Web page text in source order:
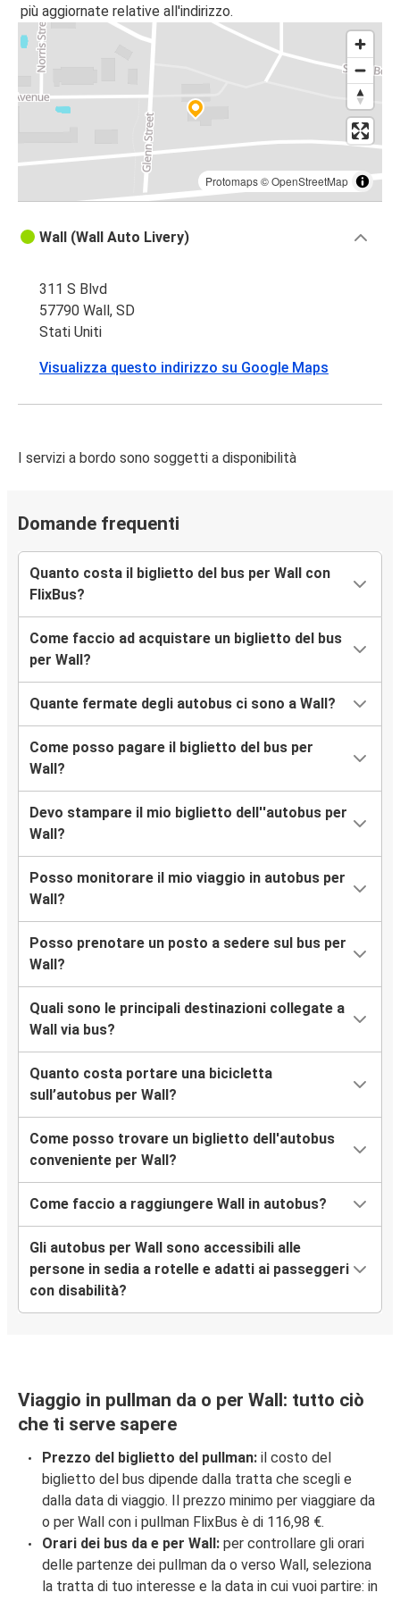
più aggiornate relative all'indirizzo.
Protomaps©OpenStreetMap
Wall (Wall Auto Livery)
311 S Blvd
57790 Wall, SD
Stati Uniti
Visualizza questo indirizzo su Google Maps
I servizi a bordo sono soggetti a disponibilità
Domande frequenti
Quanto costa il biglietto del bus per Wall con
FlixBus?
Come faccio ad acquistare un biglietto del bus
per Wall?
Quante fermate degli autobus ci sono a Wall?
Come posso pagare il biglietto del bus per
Wall?
Devo stampare il mio biglietto dell''autobus per
Wall?
Posso monitorare il mio viaggio in autobus per
Wall?
Posso prenotare un posto a sedere sul bus per
Wall?
Quali sono le principali destinazioni collegate a
Wall via bus?
Quanto costa portare una bicicletta
sull’autobus per Wall?
Come posso trovare un biglietto dell'autobus
conveniente per Wall?
Come faccio a raggiungere Wall in autobus?
Gli autobus per Wall sono accessibili alle
persone in sedia a rotelle e adatti ai passeggeri
con disabilità?
Viaggio in pullman da o per Wall: tutto ciò
che ti serve sapere
Prezzo del biglietto del pullman: il costo del
biglietto del bus dipende dalla tratta che scegli e
dalla data di viaggio. Il prezzo minimo per viaggiare da
o per Wall con i pullman FlixBus è di 116,98 €.
Orari dei bus da e per Wall: per controllare gli orari
delle partenze dei pullman da o verso Wall, seleziona
la tratta di tuo interesse e la data in cui vuoi partire: in